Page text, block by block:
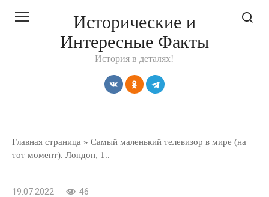
Исторические и
Интересные Факты
История в деталях!
Главная страница » Самый маленький телевизор в мире (на
тот момент). Лондон, 1..
19.07.2022 46